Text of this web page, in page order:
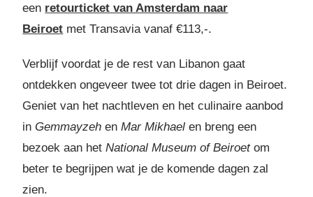
een retourticket van Amsterdam naar
Beiroet met Transavia vanaf €113,-.
Verblijf voordat je de rest van Libanon gaat
ontdekken ongeveer twee tot drie dagen in Beiroet.
Geniet van het nachtleven en het culinaire aanbod
inGemmayzehenMar Mikhaelen breng een
bezoek aan hetNational Museum of Beiroetom
beter te begrijpen wat je de komende dagen zal
zien.